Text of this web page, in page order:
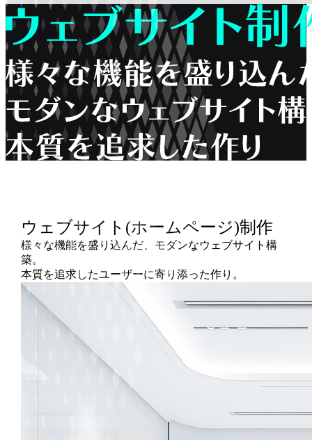
ウェブサイト (ホームページ)制作
様々な機能を盛り込んだ、モダンなウェブサイト構
築。
本質を追求したユーザーに寄り添った作り。